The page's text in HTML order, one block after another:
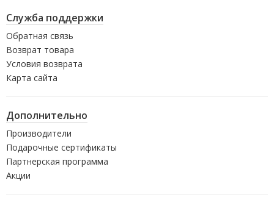
Служба поддержки
Обратная связь
Возврат товара
Условия возврата
Карта сайта
Дополнительно
Производители
Подарочные сертификаты
Партнерская программа
Акции